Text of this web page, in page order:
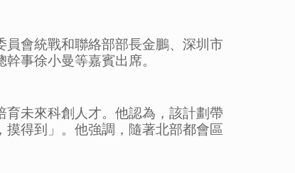
會統戰和聯絡部部長金鵬、深圳市
事徐小曼等嘉賓出席。
未來科創人才。他認為，該計劃帶
得到」。他強調，隨著北部都會區